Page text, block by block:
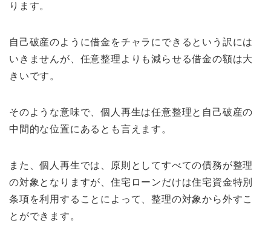
ります。
自己破産のように借金をチャラにできるという訳には
いきませんが、任意整理よりも減らせる借金の額は大
きいです。
そのような意味で、個人再生は任意整理と自己破産の
中間的な位置にあるとも言えます。
また、個人再生では、原則としてすべての債務が整理
の対象となりますが、住宅ローンだけは住宅資金特別
条項を利用することによって、整理の対象から外すこ
とができます。